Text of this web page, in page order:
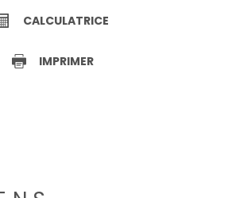
CALCULATRICE
IMPRIMER